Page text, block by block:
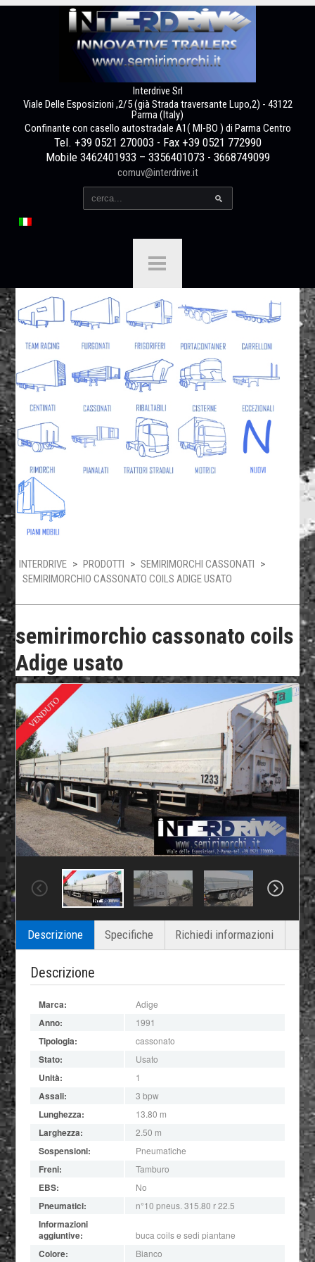
Interdrive Srl
Viale Delle Esposizioni ,2/5 (già Strada traversante Lupo,2) - 43122
Parma (Italy)
Confinante con casello autostradale A1( MI-BO ) di Parma Centro
Tel. +39 0521 270003 - Fax +39 0521 772990
Mobile 3462401933 – 3356401073 - 3668749099
comuv@interdrive.it
INTERDRIVE > PRODOTTI > SEMIRIMORCHI CASSONATI >
SEMIRIMORCHIO CASSONATO COILS ADIGE USATO
semirimorchio cassonato coils
Adige usato
Descrizione Specifiche Richiedi informazioni
Descrizione
Marca: Adige
Anno: 1991
Tipologia: cassonato
Stato: Usato
Unità: 1
Assali: 3 bpw
Lunghezza: 13.80 m
Larghezza: 2.50 m
Sospensioni: Pneumatiche
Freni: Tamburo
EBS: No
Pneumatici: n°10 pneus. 315.80 r 22.5
Informazioni
aggiuntive:
buca coils e sedi piantane
Colore: Bianco